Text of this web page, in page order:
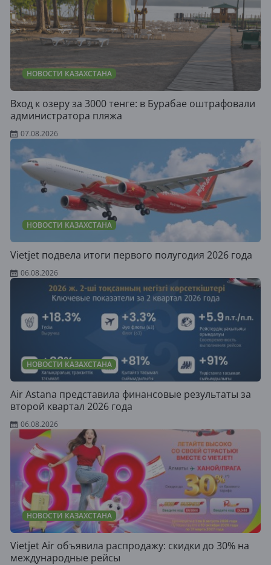
НОВОСТИ КАЗАХСТАНА
Вход к озеру за 3000 тенге: в Бурабае оштрафовали
администратора пляжа
07.08.2026
НОВОСТИ КАЗАХСТАНА
Vietjet подвела итоги первого полугодия 2026 года
06.08.2026
НОВОСТИ КАЗАХСТАНА
Air Astana представила финансовые результаты за
второй квартал 2026 года
06.08.2026
НОВОСТИ КАЗАХСТАНА
Vietjet Air объявила распродажу: скидки до 30% на
международные рейсы